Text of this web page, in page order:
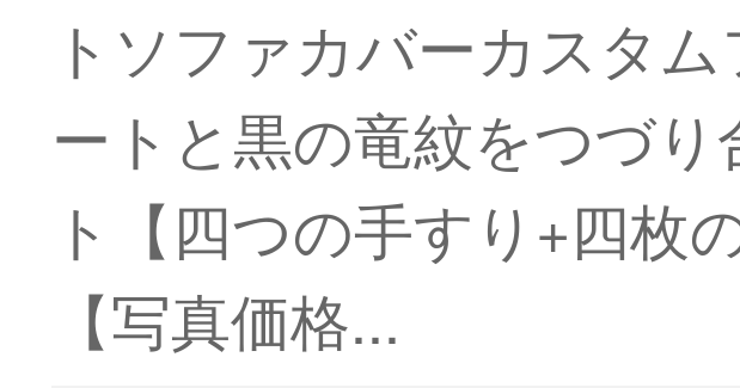
トソファカバーカスタ
ートと黒の竜紋をつづ
ト【四つの手すり+四枚
【写真価格...